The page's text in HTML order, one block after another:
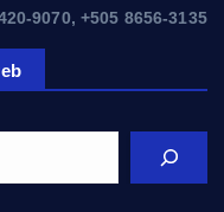
9070, +505 8656-3135